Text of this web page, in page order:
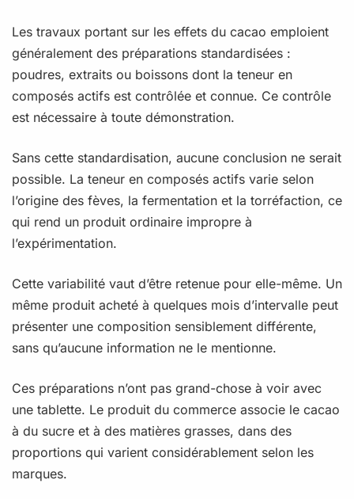
Les travaux portant sur les effets du cacao emploient
généralement des préparations standardisées :
poudres, extraits ou boissons dont la teneur en
composés actifs est contrôlée et connue. Ce contrôle
est nécessaire à toute démonstration.
Sans cette standardisation, aucune conclusion ne serait
possible. La teneur en composés actifs varie selon
l’origine des fèves, la fermentation et la torréfaction, ce
qui rend un produit ordinaire impropre à
l’expérimentation.
Cette variabilité vaut d’être retenue pour elle-même. Un
même produit acheté à quelques mois d’intervalle peut
présenter une composition sensiblement différente,
sans qu’aucune information ne le mentionne.
Ces préparations n’ont pas grand-chose à voir avec
une tablette. Le produit du commerce associe le cacao
à du sucre et à des matières grasses, dans des
proportions qui varient considérablement selon les
marques.